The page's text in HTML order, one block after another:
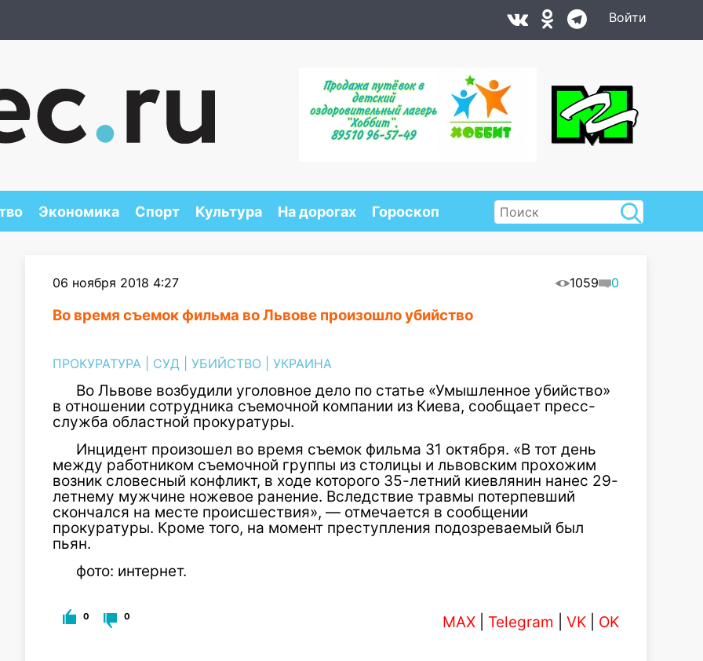
Войти
Экономика Спорт Культура На дорогах Гороскоп
06 ноября 2018 4:27 1059 0
Во время съемок фильма во Львове произошло убийство
ПРОКУРАТУРА СУД УБИЙСТВО УКРАИНА
Во Львове возбудили уголовное дело по статье «Умышленное убийство»
в отношении сотрудника съемочной компании из Киева, сообщает пресс-
служба областной прокуратуры.
Инцидент произошел во время съемок фильма 31 октября. «В тот день
между работником съемочной группы из столицы и львовским прохожим
возник словесный конфликт, в ходе которого 35-летний киевлянин нанес 29-
летнему мужчине ножевое ранение. Вследствие травмы потерпевший
скончался на месте происшествия», — отмечается в сообщении
прокуратуры. Кроме того, на момент преступления подозреваемый был
пьян.
фото: интернет.
0 0 MAX Telegram VK OK